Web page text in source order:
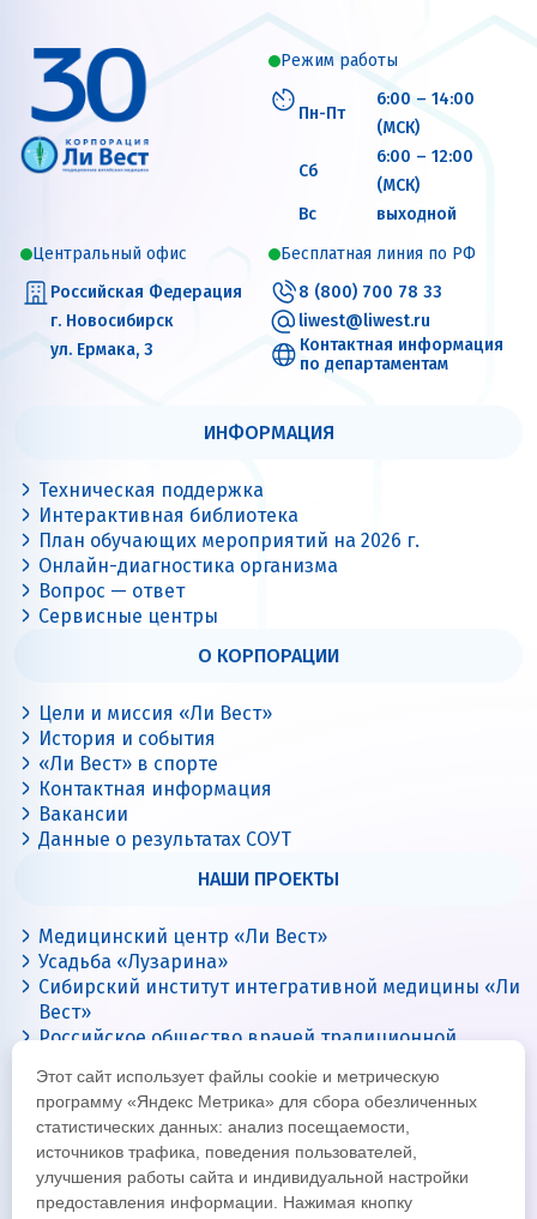
Режим работы
Пн-Пт
6:00 – 14:00
(МСК)
Сб
6:00 – 12:00
(МСК)
Вс
выходной
Центральный офис
Российская Федерация
г. Новосибирск
ул. Ермака, 3
Бесплатная линия по РФ
8 (800) 700 78 33
liwest@liwest.ru
Контактная информация
по департаментам
ИНФОРМАЦИЯ
Техническая поддержка
Интерактивная библиотека
План обучающих мероприятий на 2026 г.
Онлайн-диагностика организма
Вопрос — ответ
Сервисные центры
О КОРПОРАЦИИ
Цели и миссия «Ли Вест»
История и события
«Ли Вест» в спорте
Контактная информация
Вакансии
Данные о результатах СОУТ
НАШИ ПРОЕКТЫ
Медицинский центр «Ли Вест»
Усадьба «Лузарина»
Сибирский институт интегративной медицины «Ли
Вест»
Российское общество врачей традиционной
Цигун с Ли Вест
Этот сайт использует файлы cookie и метрическую
программу «Яндекс Метрика» для сбора обезличенных
статистических данных: анализ посещаемости,
источников трафика, поведения пользователей,
улучшения работы сайта и индивидуальной настройки
предоставления информации. Нажимая кнопку